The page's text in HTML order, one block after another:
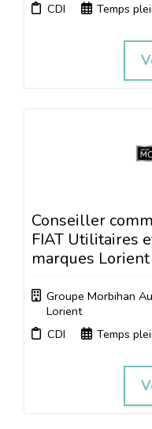
CDI
Temps
Conseiller
FIAT Utilitaires
marques
Groupe Morbihan
Lorient
CDI
Temps